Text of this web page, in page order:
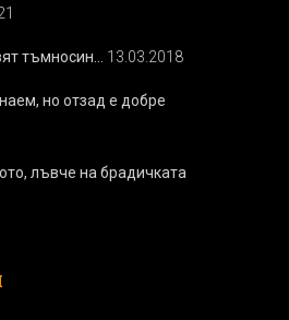
тъмносин… 13.03.2018
но отзад е добре
лъвче на брадичката